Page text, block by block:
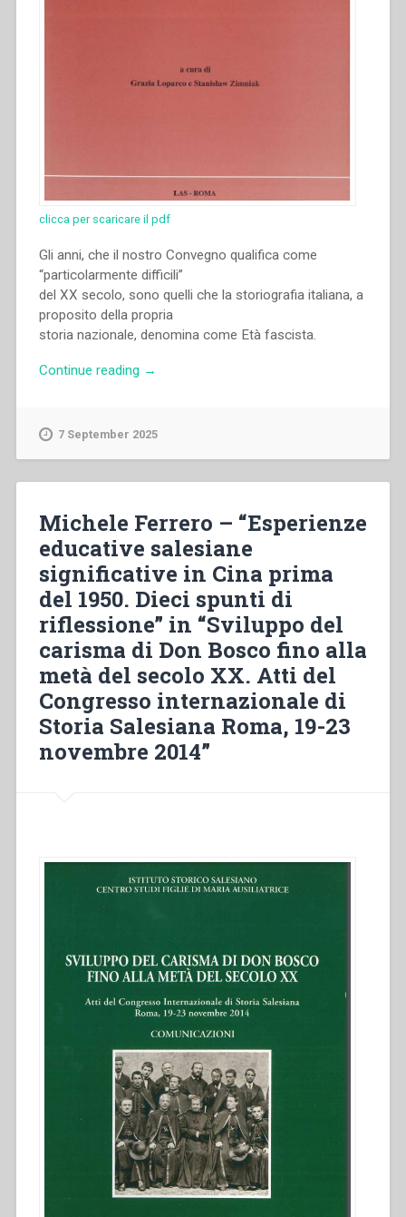
clicca per scaricare il pdf
Gli anni, che il nostro Convegno qualifica come
“particolarmente difficili”
del XX secolo, sono quelli che la storiografia italiana, a
proposito della propria
storia nazionale, denomina come Età fascista.
Continue reading “Silvano
I
giovani,
in
Piemonte,
durante
il
periodo
del
fascismo”
→
7 September 2025
Michele Ferrero – “Esperienze
educative salesiane
significative in Cina prima
del 1950. Dieci spunti di
riflessione” in “Sviluppo del
carisma di Don Bosco fino alla
metà del secolo XX. Atti del
Congresso internazionale di
Storia Salesiana Roma, 19-23
novembre 2014”